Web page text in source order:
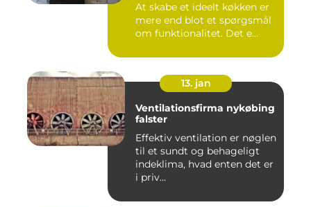
At skabe et ideelt køkken er
mere end blot et spørgsmål
om funktionalitet. Det e...
13. jan
Ventilationsfirma nykøbing
falster
Effektiv ventilation er nøglen
til et sundt og behageligt
indeklima, hvad enten det er
i priv...